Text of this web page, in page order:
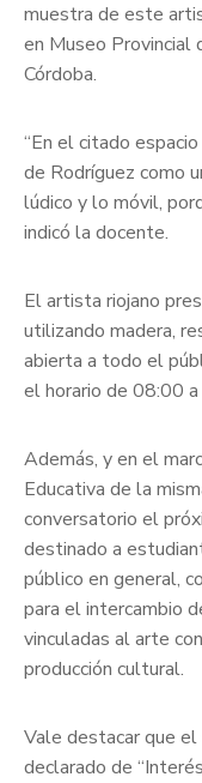
muestra de este
en Museo
Córdoba.
“En el citado
de Rodríguez como
lúdico y lo móvil,
indicó la docente.
El artista riojano
utilizando madera,
abierta a todo el
el horario de 08:00
Además, y en el
Educativa de la
conversatorio el
destinado a
público en general,
para el intercambio
vinculadas al arte
producción cultural.
Vale destacar que
declarado de